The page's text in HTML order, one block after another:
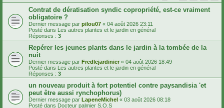
Contrat de dératisation syndic copropriété, est-ce vraiment
obligatoire ?
Dernier message par pilou07 « 04 août 2026 23:11
Posté dans Les autres plantes et le jardin en général
Réponses : 3
Repérer les jeunes plants dans le jardin à la tombée de la
nuit
Dernier message par Fredlejardinier « 04 août 2026 18:49
Posté dans Les autres plantes et le jardin en général
Réponses : 3
un nouveau produit à fort potentiel contre paysandisia 'et
peut être aussi rynchophorus)
Dernier message par LapeneMichel « 03 août 2026 08:18
Posté dans Docteur palmier S.O.S